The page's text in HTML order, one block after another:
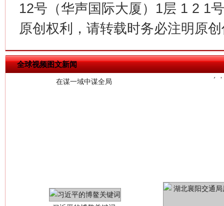
12号（华声国际大厦）1层 1 2 1
原创权利，请转载时务必注明原
全球视频图文新闻
在谋一域中谋全局
今